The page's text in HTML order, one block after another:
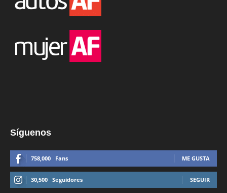
Síguenos
758,000 Fans ME GUSTA
30,500 Seguidores SEGUIR